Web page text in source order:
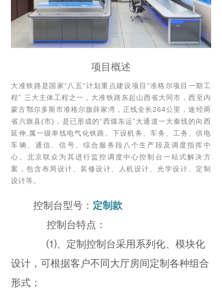
项目概述
大准铁路是国家“八五”计划重点建设项目“准格尔项目一期工
程” 三大主体工程之一，大准铁路东起山西省大同市，西至内
蒙古鄂尔多斯市准格尔旗薛家湾，正线全长264公里，途经两
省六旗县(市)，是已形成的“西煤东运”大通道一大秦线的向西
延伸,属一级单线电气化铁路。下设机务、车务、工务、供电
车辆、通信、信号、综合服务段八个生产段及调度指挥中
心。北京联众为其进行监控调度中心控制台一站式解决方
案，包含布局设计、装修设计、人机设计、光学设计、定制
设计等。
控制台型号： 定制款
控制台特点：
⑴、定制控制台采用系列化、模块化
设计，可根据客户不同大厅房间定制各种组合
形式；